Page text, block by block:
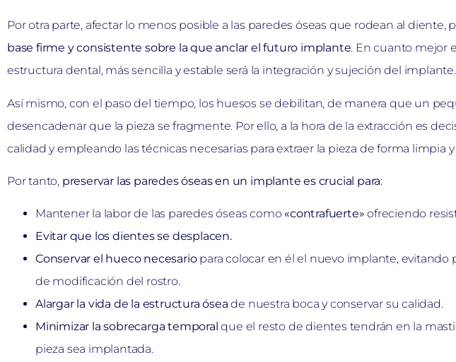
Por otra parte, afectar lo menos posible a las paredes óseas que rodean al diente,
base firme y consistente sobre la que anclar el futuro implante. En cuanto mejor
estructura dental, más sencilla y estable será la integración y sujeción del implante.
Así mismo, con el paso del tiempo, los huesos se debilitan, de manera que un
desencadenar que la pieza se fragmente. Por ello, a la hora de la extracción es
calidad y empleando las técnicas necesarias para extraer la pieza de forma limpia y
Por tanto, preservar las paredes óseas en un implante es crucial para:
Mantener la labor de las paredes óseas como «contrafuerte» ofreciendo
Evitar que los dientes se desplacen.
Conservar el hueco necesariopara colocar en él el nuevo implante, evitando
de modificación del rostro.
Alargar la vida de la estructura ósea de nuestra boca y conservar su calidad.
Minimizar la sobrecarga temporal que el resto de dientes tendrán en la
pieza sea implantada.